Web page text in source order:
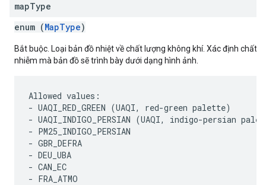
mapType
enum (MapType)
Bắt buộc. Loại bản đồ nhiệt về chất lượng không khí. Xác định chất
nhiễm mà bản đồ sẽ trình bày dưới dạng hình ảnh.
Allowed values:
- UAQI_RED_GREEN (UAQI, red-green palette)
- UAQI_INDIGO_PERSIAN (UAQI, indigo-persian
- PM25_INDIGO_PERSIAN
- GBR_DEFRA
- DEU_UBA
- CAN_EC
- FRA_ATMO